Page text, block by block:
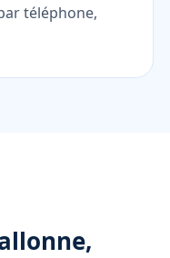
téléphone,